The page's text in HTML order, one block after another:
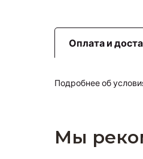
Оплата и
Подробнее об
Мы